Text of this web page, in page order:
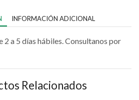
INFORMACIÓN ADICIONAL
2 a 5 días hábiles. Consultanos por
Relacionados